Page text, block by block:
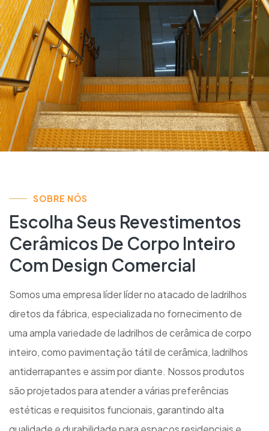
SOBRE NÓS
Escolha Seus Revestimentos
Cerâmicos De Corpo Inteiro
Com Design Comercial
Somos uma empresa líder líder no atacado de ladrilhos
diretos da fábrica, especializada no fornecimento de
uma ampla variedade de ladrilhos de cerâmica de corpo
inteiro, como pavimentação tátil de cerâmica, ladrilhos
antiderrapantes e assim por diante. Nossos produtos
são projetados para atender a várias preferências
estéticas e requisitos funcionais, garantindo alta